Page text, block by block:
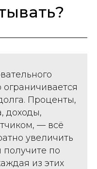
Проценты,
доходы,
— всё
увеличить
по
из этих